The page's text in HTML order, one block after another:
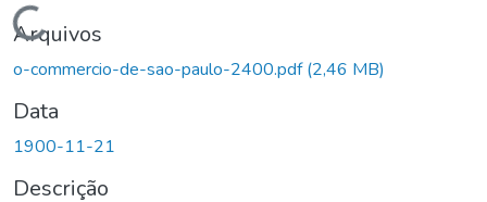
Carregando...
Arquivos
o-commercio-de-sao-paulo-2400.pdf(2,46 MB)
Data
1900-11-21
Descrição